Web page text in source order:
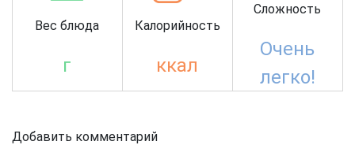
Вес блюда
г
Калорийность
ккал
Сложность
Очень
легко!
Добавить комментарий